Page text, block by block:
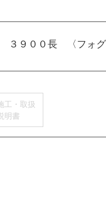
３９００長 〈フォ
工・取扱
明書